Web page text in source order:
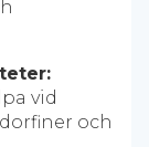
vid
och